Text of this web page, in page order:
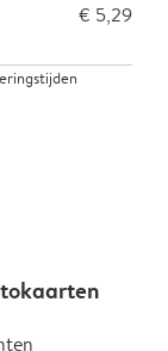
€ 5,29